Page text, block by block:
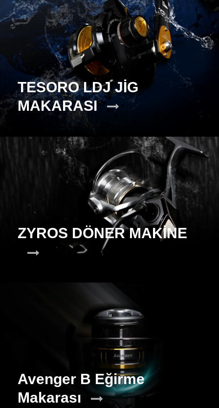
TESORO LDJ JİG
MAKARASI
ZYROS DÖNER MAKİNE
Avenger B Eğirme
Makarası